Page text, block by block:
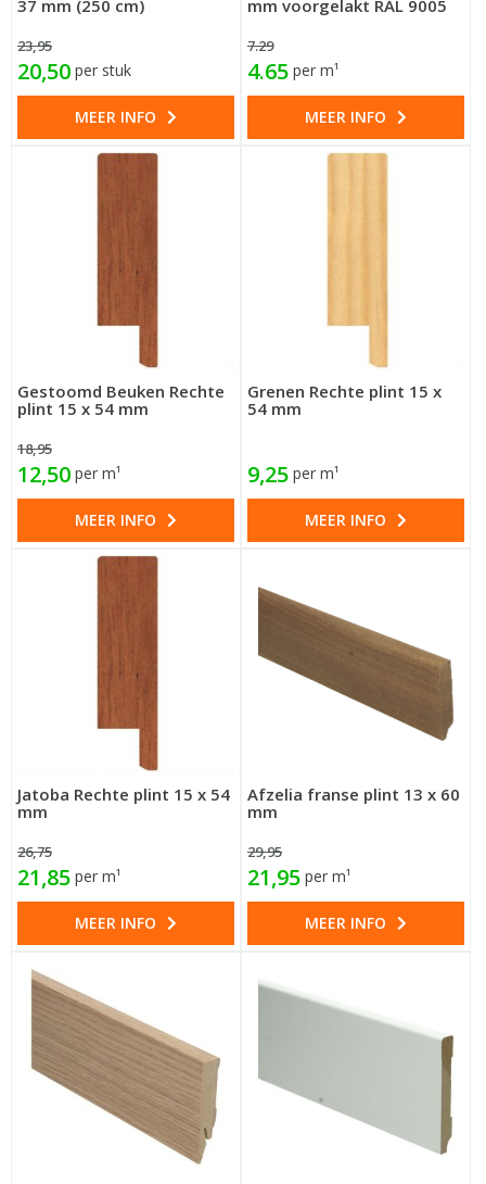
37 mm (250 cm)
23,95
20,50 per stuk
MEER INFO
mm voorgelakt RAL 9005
7.29
4.65 per m¹
MEER INFO
Gestoomd Beuken Rechte
plint 15 x 54 mm
18,95
12,50 per m¹
MEER INFO
Grenen Rechte plint 15 x
54 mm
9,25 per m¹
MEER INFO
Jatoba Rechte plint 15 x 54
mm
26,75
21,85 per m¹
MEER INFO
Afzelia franse plint 13 x 60
mm
29,95
21,95 per m¹
MEER INFO